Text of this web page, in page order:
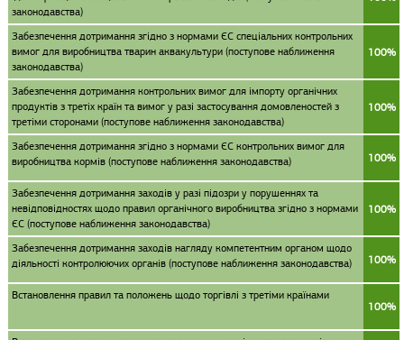
законодавства)
Забезпечення дотримання згідно з нормами ЄС спеціальних контрольних
вимог для виробництва тварин аквакультури (поступове наближення
законодавства)
100%
Забезпечення дотримання контрольних вимог для імпорту органічних
продуктів з третіх країн та вимог у разі застосування домовленостей з
третіми сторонами (поступове наближення законодавства)
100%
Забезпечення дотримання згідно з нормами ЄС контрольних вимог для
виробництва кормів (поступове наближення законодавства)
100%
Забезпечення дотримання заходів у разі підозри у порушеннях та
невідповідностях щодо правил органічного виробництва згідно з нормами
ЄС (поступове наближення законодавства)
100%
Забезпечення дотримання заходів нагляду компетентним органом щодо
діяльності контролюючих органів (поступове наближення законодавства)
100%
Встановлення правил та положень щодо торгівлі з третіми країнами
100%